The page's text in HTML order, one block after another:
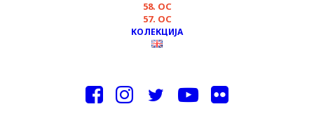
58. ОС
57. ОС
КОЛЕКЦИЈА
18/11/2024